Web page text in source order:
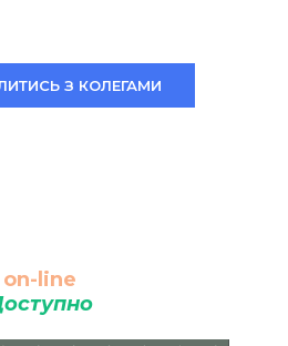
З КОЛЕГАМИ
on-line